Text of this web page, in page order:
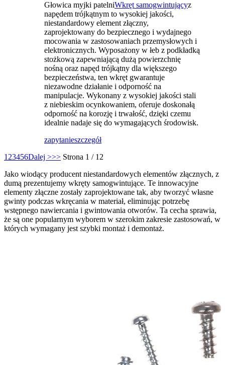
Głowica myjki patelniWkręt samogwintującyz
napędem trójkątnym to wysokiej jakości,
niestandardowy element złączny,
zaprojektowany do bezpiecznego i wydajnego
mocowania w zastosowaniach przemysłowych i
elektronicznych. Wyposażony w łeb z podkładką
stożkową zapewniającą dużą powierzchnię
nośną oraz napęd trójkątny dla większego
bezpieczeństwa, ten wkręt gwarantuje
niezawodne działanie i odporność na
manipulacje. Wykonany z wysokiej jakości stali
z niebieskim ocynkowaniem, oferuje doskonałą
odporność na korozję i trwałość, dzięki czemu
idealnie nadaje się do wymagających środowisk.
zapytanieszczegół
1 23456Dalej >>> Strona 1 / 12
Jako wiodący producent niestandardowych elementów złącznych, z
dumą prezentujemy wkręty samogwintujące. Te innowacyjne
elementy złączne zostały zaprojektowane tak, aby tworzyć własne
gwinty podczas wkręcania w materiał, eliminując potrzebę
wstępnego nawiercania i gwintowania otworów. Ta cecha sprawia,
że ​​są one popularnym wyborem w szerokim zakresie zastosowań, w
których wymagany jest szybki montaż i demontaż.